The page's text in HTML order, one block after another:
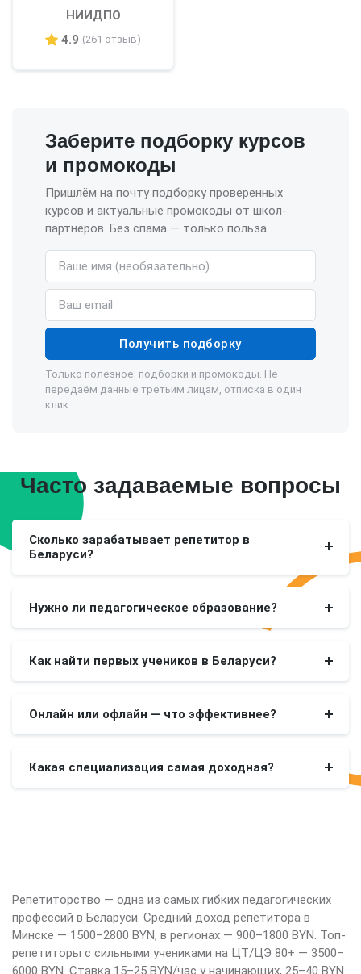
НИИДПО
4.9 (261 отзыв)
Заберите подборку курсов
и промокоды
Пришлём на почту подборку проверенных
курсов и актуальные промокоды от школ-
партнёров. Без спама — только польза.
Имя (необязательно)
Email
Получить подборку
Только полезное: подборки и промокоды. Не
передаём данные третьим лицам, отписка в один
клик.
Часто задаваемые вопросы
Сколько зарабатывает репетитор в
Беларуси?
Нужно ли педагогическое образование?
Как найти первых учеников в Беларуси?
Онлайн или офлайн — что эффективнее?
Какая специализация самая доходная?
Репетиторство — одна из самых гибких педагогических
профессий в Беларуси. Средний доход репетитора в
Минске — 1500–2800 BYN, в регионах — 900–1800 BYN. Топ-
репетиторы с сильными учениками на ЦТ/ЦЭ 80+ — 3500–
6000 BYN. Ставка 15–25 BYN/час у начинающих, 25–40 BYN